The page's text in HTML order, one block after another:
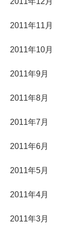
2011年11月
2011年10月
2011年9月
2011年8月
2011年7月
2011年6月
2011年5月
2011年4月
2011年3月